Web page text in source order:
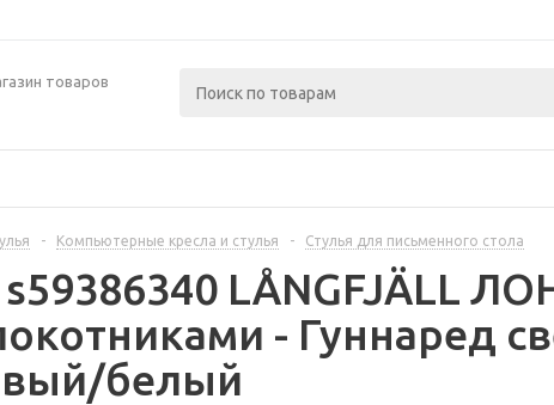
товаров
- Компьютерные кресла и стулья - Стулья для письменного стола
s59386340 LÅNGFJÄLL
- Гуннаред
белый